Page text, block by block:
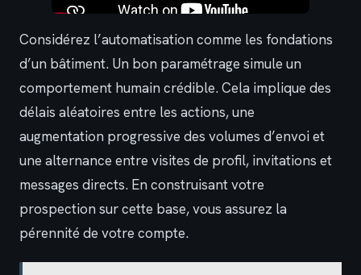
Considérez l’automatisation comme les fondations
d’un bâtiment. Un bon paramétrage simule un
comportement humain crédible. Cela implique des
délais aléatoires entre les actions, une
augmentation progressive des volumes d’envoi et
une alternance entre visites de profil, invitations et
messages directs. En construisant votre
prospection sur cette base, vous assurez la
pérennité de votre compte.